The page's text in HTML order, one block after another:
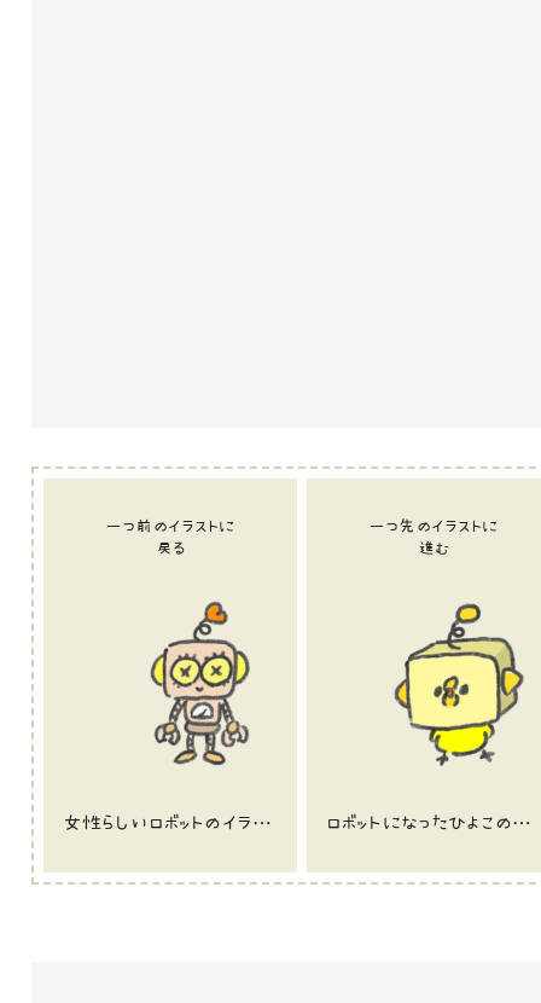
一つ前のイラストに
戻る
女性らしいロボットのイラスト
一つ先のイラストに
進む
ロボットになったひよこのイラスト